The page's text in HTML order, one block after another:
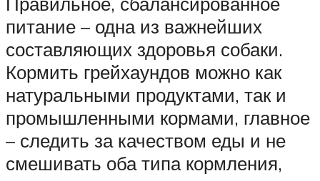
питание – одна из важнейших
составляющих здоровья собаки.
Кормить грейхаундов можно как
натуральными продуктами, так и
промышленными кормами, главное
– следить за качеством еды и не
смешивать оба типа кормления,